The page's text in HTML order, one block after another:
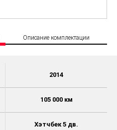
Описание комплектации
2014
105 000 км
Хэтчбек 5 дв.